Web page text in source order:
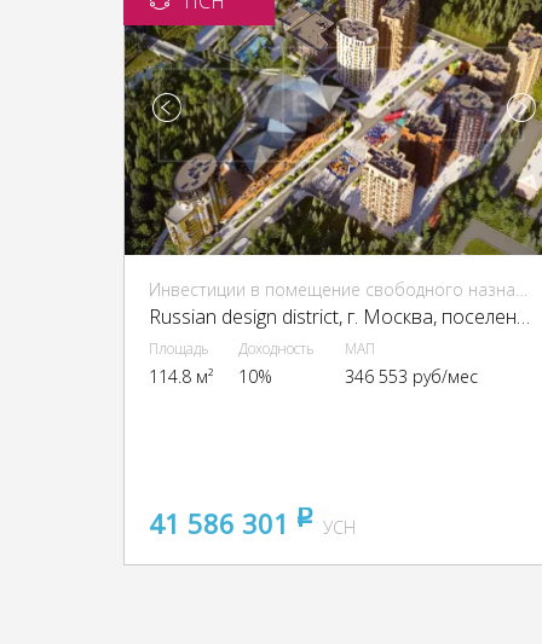
Инвестиции в помещение свободного назначения (ПСН)
Russian design district, г. Москва, поселение Десеновское, посёлок Ватутинки, 1-я Ватутинская ул.
Площадь
114.8 м²
Доходность
10%
МАП
346 553 руб/мес
41 586 301 pуб
УСН